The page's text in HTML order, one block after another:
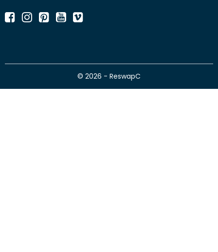
© 2026 - ReswapC